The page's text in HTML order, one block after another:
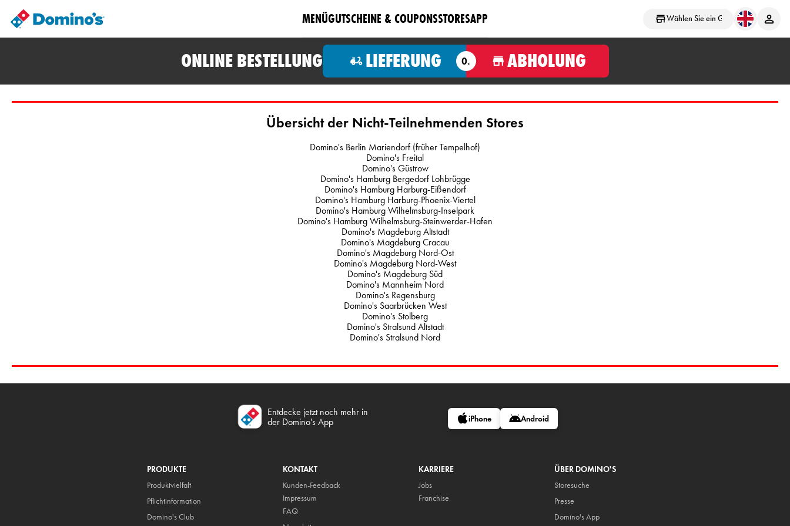
Wählen Sie ein Geschäft aus
MENÜGUTSCHEINE & COUPONSSTORESAPP
ONLINE BESTELLUNG LIEFERUNG O. ABHOLUNG
Übersicht der Nicht-Teilnehmenden Stores
Domino's Berlin Mariendorf (früher Tempelhof)
Domino's Freital
Domino's Güstrow
Domino's Hamburg Bergedorf Lohbrügge
Domino's Hamburg Harburg-Eißendorf
Domino's Hamburg Harburg-Phoenix-Viertel
Domino's Hamburg Wilhelmsburg-Inselpark
Domino's Hamburg Wilhelmsburg-Steinwerder-Hafen
Domino's Magdeburg Altstadt
Domino's Magdeburg Cracau
Domino's Magdeburg Nord-Ost
Domino's Magdeburg Nord-West
Domino's Magdeburg Süd
Domino's Mannheim Nord
Domino's Regensburg
Domino's Saarbrücken West
Domino's Stolberg
Domino's Stralsund Altstadt
Domino's Stralsund Nord
Entdecke jetzt noch mehr in
der Domino's App
iPhone Android
PRODUKTE
Produktvielfalt
Pflichtinformation
Domino's Club
KONTAKT
Kunden-Feedback
Impressum
FAQ
KARRIERE
Jobs
Franchise
ÜBER DOMINO'S
Storesuche
Presse
Domino's App